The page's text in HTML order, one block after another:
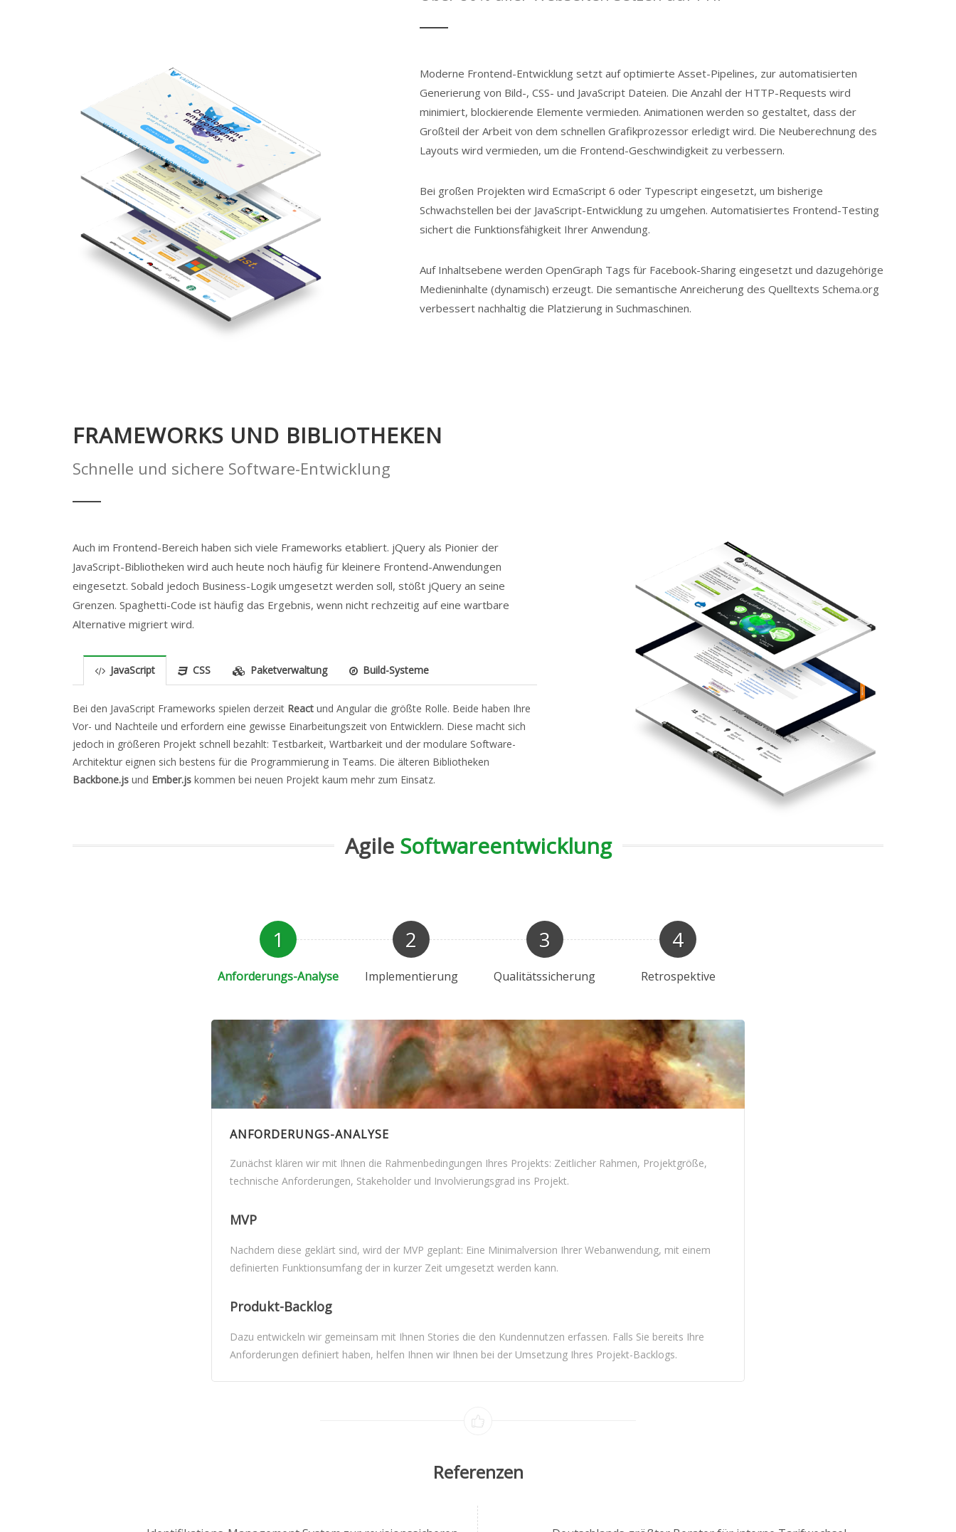
Moderne Frontend-Entwicklung setzt auf optimierte Asset-Pipelines, zur automatisierten
Generierung von Bild-, CSS- und JavaScript Dateien. Die Anzahl der HTTP-Requests wird
minimiert, blockierende Elemente vermieden. Animationen werden so gestaltet, dass der
Großteil der Arbeit von dem schnellen Grafikprozessor erledigt wird. Die Neuberechnung des
Layouts wird vermieden, um die Frontend-Geschwindigkeit zu verbessern.
Bei großen Projekten wird EcmaScript 6 oder Typescript eingesetzt, um bisherige
Schwachstellen bei der JavaScript-Entwicklung zu umgehen. Automatisiertes Frontend-Testing
sichert die Funktionsfähigkeit Ihrer Anwendung.
Auf Inhaltsebene werden OpenGraph Tags für Facebook-Sharing eingesetzt und dazugehörige
Medieninhalte (dynamisch) erzeugt. Die semantische Anreicherung des Quelltexts Schema.org
verbessert nachhaltig die Platzierung in Suchmaschinen.
FRAMEWORKS UND BIBLIOTHEKEN
Schnelle und sichere Software-Entwicklung
Auch im Frontend-Bereich haben sich viele Frameworks etabliert. jQuery als Pionier der
JavaScript-Bibliotheken wird auch heute noch häufig für kleinere Frontend-Anwendungen
eingesetzt. Sobald jedoch Business-Logik umgesetzt werden soll, stößt jQuery an seine
Grenzen. Spaghetti-Code ist häufig das Ergebnis, wenn nicht rechzeitig auf eine wartbare
Alternative migriert wird.
JavaScript CSS Paketverwaltung Build-Systeme
Bei den JavaScript Frameworks spielen derzeit React und Angular die größte Rolle. Beide haben Ihre
Vor- und Nachteile und erfordern eine gewisse Einarbeitungszeit von Entwicklern. Diese macht sich
jedoch in größeren Projekt schnell bezahlt: Testbarkeit, Wartbarkeit und der modulare Software-
Architektur eignen sich bestens für die Programmierung in Teams. Die älteren Bibliotheken
Backbone.js und Ember.js kommen bei neuen Projekt kaum mehr zum Einsatz.
Agile Softwareentwicklung
1
Anforderungs-Analyse
2
Implementierung
3
Qualitätssicherung
4
Retrospektive
ANFORDERUNGS-ANALYSE
Zunächst klären wir mit Ihnen die Rahmenbedingungen Ihres Projekts: Zeitlicher Rahmen, Projektgröße,
technische Anforderungen, Stakeholder und Involvierungsgrad ins Projekt.
MVP
Nachdem diese geklärt sind, wird der MVP geplant: Eine Minimalversion Ihrer Webanwendung, mit einem
definierten Funktionsumfang der in kurzer Zeit umgesetzt werden kann.
Produkt-Backlog
Dazu entwickeln wir gemeinsam mit Ihnen Stories die den Kundennutzen erfassen. Falls Sie bereits Ihre
Anforderungen definiert haben, helfen Ihnen wir Ihnen bei der Umsetzung Ihres Projekt-Backlogs.
Referenzen